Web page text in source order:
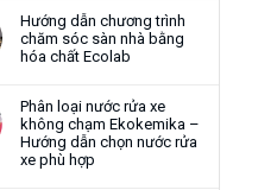
Hướng dẫn chương trình
chăm sóc sàn nhà bằng
hóa chất Ecolab
Phân loại nước rửa xe
không chạm Ekokemika –
Hướng dẫn chọn nước rửa
xe phù hợp